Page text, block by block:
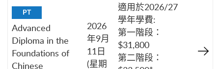
PT
Advanced
Diploma in the
Foundations of
Chinese
2026
年9月
11日
(星期
適用於2026/27
學年學費:
第一階段：
$31,800
第二階段：